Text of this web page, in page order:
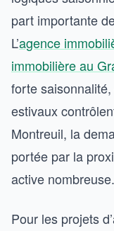
part importante
L’agence
immobilière au
forte
estivaux
Montreuil, la
portée par la
active nombreuse.
Pour les projets